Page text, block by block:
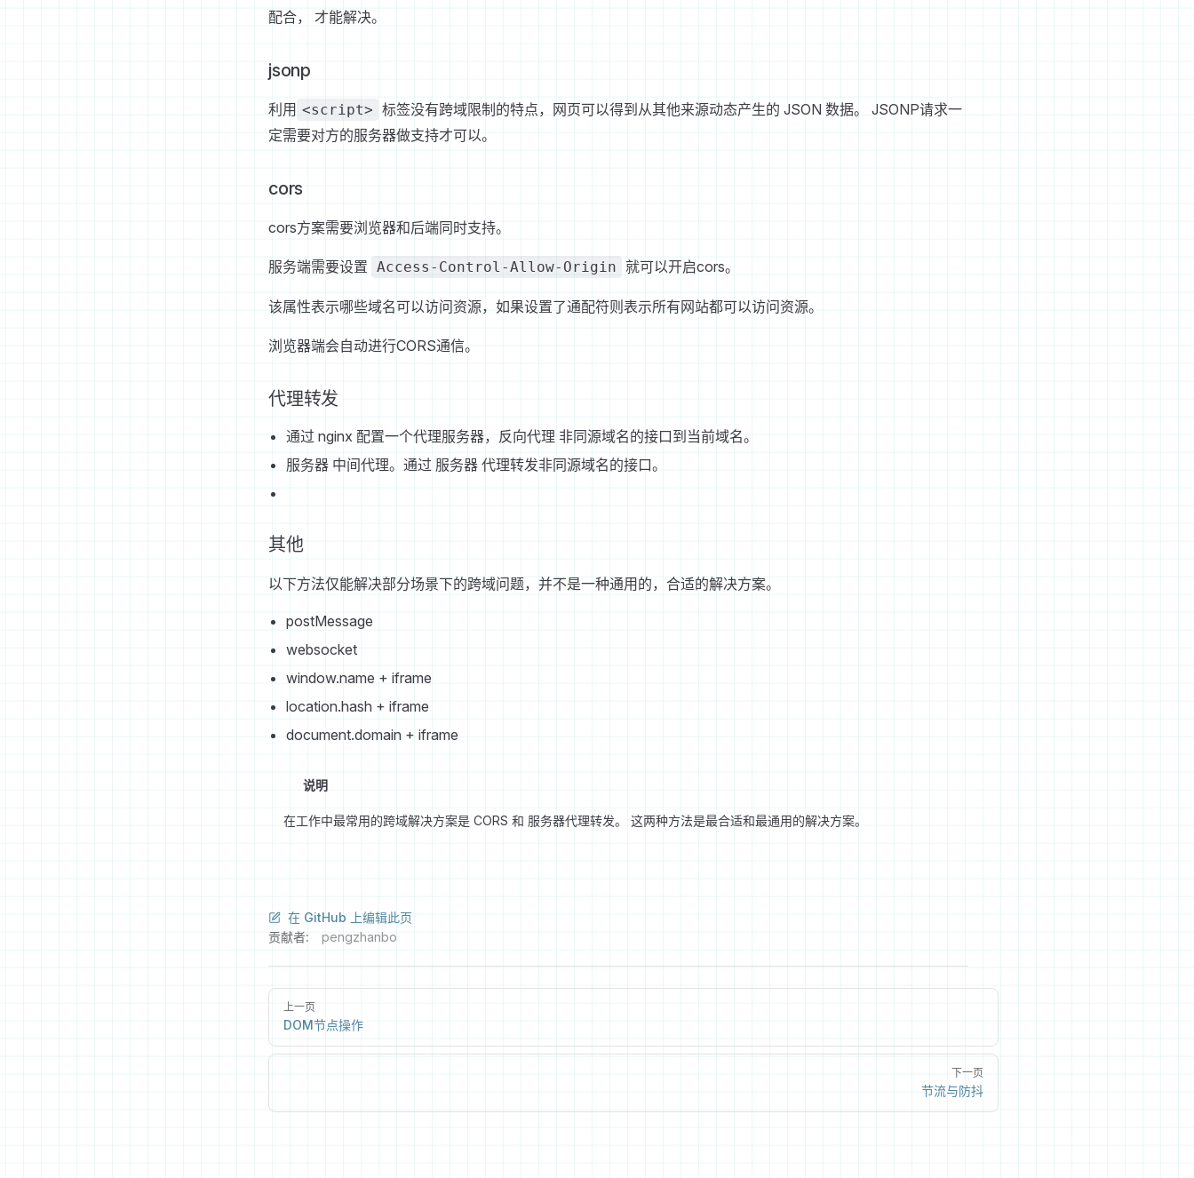
配合， 才能解决。
jsonp
利用 <script> 标签没有跨域限制的特点，网页可以得到从其他来源动态产生的 JSON 数据。 JSONP请求一
定需要对方的服务器做支持才可以。
cors
cors方案需要浏览器和后端同时支持。
服务端需要设置 Access-Control-Allow-Origin 就可以开启cors。
该属性表示哪些域名可以访问资源，如果设置了通配符则表示所有网站都可以访问资源。
浏览器端会自动进行CORS通信。
代理转发
通过 nginx 配置一个代理服务器，反向代理 非同源域名的接口到当前域名。
服务器 中间代理。通过 服务器 代理转发非同源域名的接口。
其他
以下方法仅能解决部分场景下的跨域问题，并不是一种通用的，合适的解决方案。
postMessage
websocket
window.name + iframe
location.hash + iframe
document.domain + iframe
说明
在工作中最常用的跨域解决方案是 CORS 和 服务器代理转发。 这两种方法是最合适和最通用的解决方案。
在 GitHub 上编辑此页
贡献者:
pengzhanbo
上一页
DOM节点操作
下一页
节流与防抖